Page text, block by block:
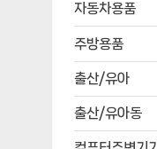
자동차용품
주방용품
출산/유아
출산/유아동